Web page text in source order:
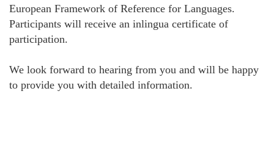
European Framework of Reference for Languages.
Participants will receive an inlingua certificate of
participation.
We look forward to hearing from you and will be happy
to provide you with detailed information.